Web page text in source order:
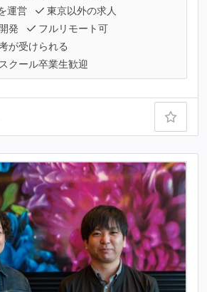
運営
東京以外の求人
発
フルリモート可
が受けられる
クール卒業生歓迎